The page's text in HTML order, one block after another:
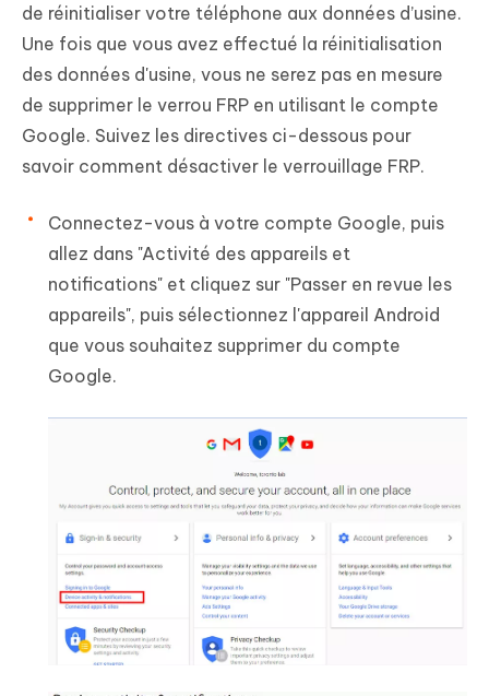
de réinitialiser votre téléphone aux données d’usine.
Une fois que vous avez effectué la réinitialisation
des données d'usine, vous ne serez pas en mesure
de supprimer le verrou FRP en utilisant le compte
Google. Suivez les directives ci-dessous pour
savoir comment désactiver le verrouillage FRP.
Connectez-vous à votre compte Google, puis
allez dans "Activité des appareils et
notifications" et cliquez sur "Passer en revue les
appareils", puis sélectionnez l'appareil Android
que vous souhaitez supprimer du compte
Google.